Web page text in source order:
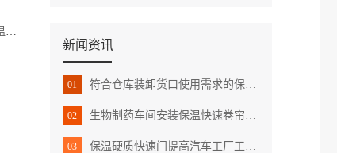
新闻资讯
01 符合仓库装卸货口使用需求的保温卷帘门
02 生物制药车间安装保温快速卷帘门有哪些好处
03 保温硬质快速门提高汽车工厂工作环境新标准